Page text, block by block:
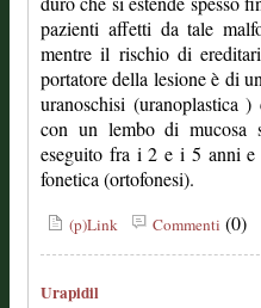
pazienti affetti da tale
mentre il rischio di
portatore della lesione è di
uranoschisi (uranoplastica
con un lembo di mucosa
eseguito fra i 2 e i 5 anni e
fonetica (ortofonesi).
(p)Link Commenti (0)
Urapidil